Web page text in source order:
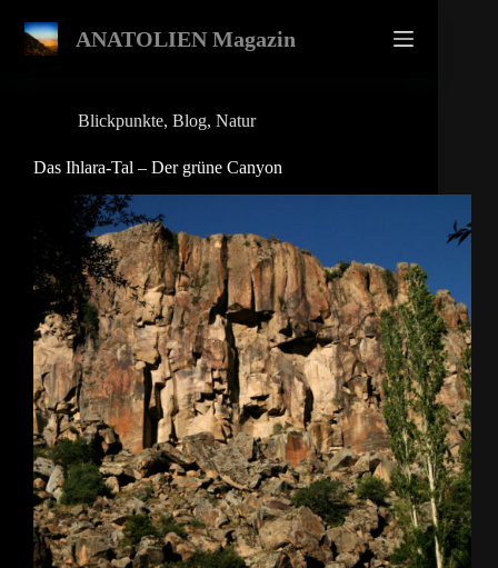
Inhalt
springen
ANATOLIEN Magazin
Blickpunkte, Blog, Natur
Das Ihlara-Tal – Der grüne Canyon